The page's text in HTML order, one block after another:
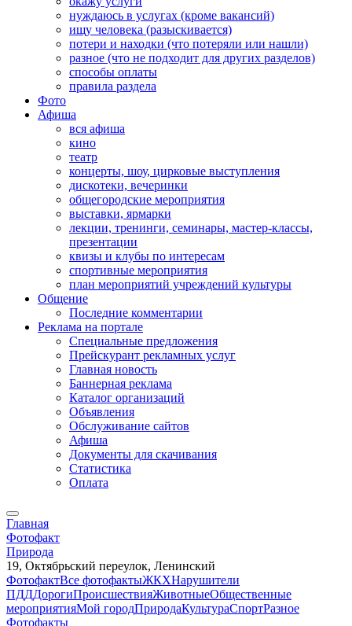
нуждаюсь в услугах (кроме вакансий)
ищу человека (разыскивается)
потери и находки (что потеряли или нашли)
разное (что не подходит для других разделов)
способы оплаты
правила раздела
Фото
Афиша
вся афиша
кино
театр
концерты, шоу, цирковые выступления
дискотеки, вечеринки
общегородские мероприятия
выставки, ярмарки
лекции, тренинги, семинары, мастер-классы,
презентации
квизы и клубы по интересам
спортивные мероприятия
план мероприятий учреждений культуры
Общение
Последние комментарии
Реклама на портале
Специальные предложения
Прейскурант рекламных услуг
Главная новость
Баннерная реклама
Каталог организаций
Объявления
Обслуживание сайтов
Афиша
Документы для скачивания
Статистика
Оплата
Главная
Фотофакт
Природа
19, Октябрьский переулок, Ленинский
ФотофактВсе фотофактыЖКХНарушители
ПДДДорогиПроисшествияЖивотныеОбщественные
мероприятияМой городПриродаКультураСпортРазное
Фотофакты